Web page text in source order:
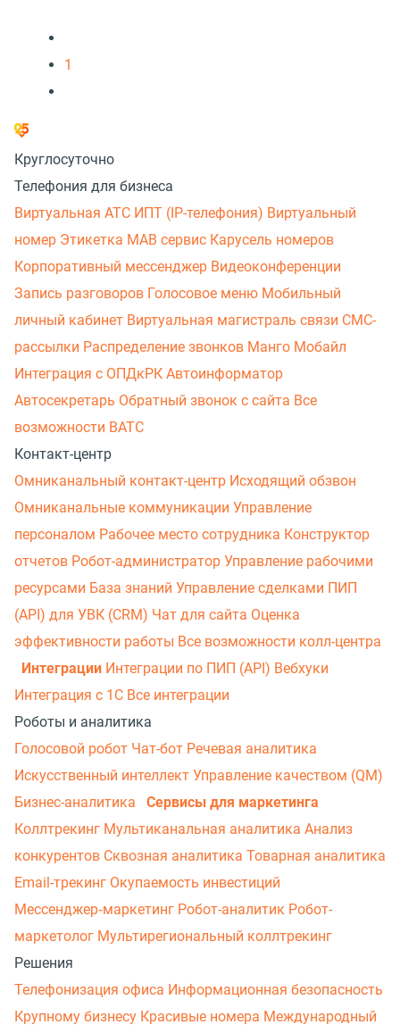
1
Круглосуточно
Телефония для бизнеса
Виртуальная АТС ИПТ (IP-телефония) Виртуальный
номер Этикетка МАВ сервис Карусель номеров
Корпоративный мессенджер Видеоконференции
Запись разговоров Голосовое меню Мобильный
личный кабинет Виртуальная магистраль связи СМС-
рассылки Распределение звонков Манго Мобайл
Интеграция с ОПДкРК Автоинформатор
Автосекретарь Обратный звонок с сайта Все
возможности ВАТС
Контакт-центр
Омниканальный контакт-центр Исходящий обзвон
Омниканальные коммуникации Управление
персоналом Рабочее место сотрудника Конструктор
отчетов Робот-администратор Управление рабочими
ресурсами База знаний Управление сделками ПИП
(API) для УВК (CRM) Чат для сайта Оценка
эффективности работы Все возможности колл-центра
Интеграции Интеграции по ПИП (API) Вебхуки
Интеграция с 1С Все интеграции
Роботы и аналитика
Голосовой робот Чат-бот Речевая аналитика
Искусственный интеллект Управление качеством (QM)
Бизнес-аналитика
Сервисы для маркетинга
Коллтрекинг Мультиканальная аналитика Анализ
конкурентов Сквозная аналитика Товарная аналитика
Email-трекинг Окупаемость инвестиций
Мессенджер‑маркетинг Робот-аналитик Робот-
маркетолог Мультирегиональный коллтрекинг
Решения
Телефонизация офиса Информационная безопасность
Крупному бизнесу Красивые номера Международный